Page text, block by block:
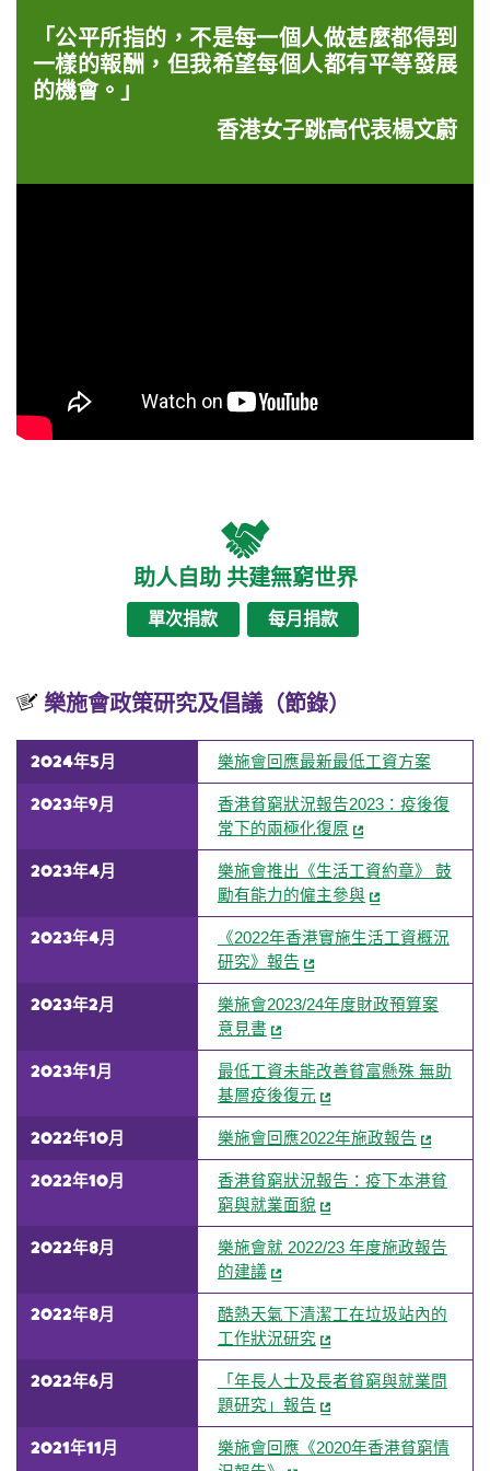
「公平所指的，不是每一個人做甚麼都得到
一樣的報酬，但我希望每個人都有平等發展
的機會。」
香港女子跳高代表楊文蔚
助人自助 共建無窮世界
單次捐款 每月捐款
樂施會政策研究及倡議（節錄）
2024年5月 樂施會回應最新最低工資方案
2023年9月
香港貧窮狀況報告2023：疫後復
常下的兩極化復原
2023年4月
樂施會推出《生活工資約章》 鼓
勵有能力的僱主參與
2023年4月
《2022年香港實施生活工資概況
研究》報告
2023年2月
樂施會2023/24年度財政預算案
意見書
2023年1月
最低工資未能改善貧富懸殊 無助
基層疫後復元
2022年10月 樂施會回應2022年施政報告
2022年10月
香港貧窮狀況報告：疫下本港貧
窮與就業面貌
2022年8月
樂施會就 2022/23 年度施政報告
的建議
2022年8月
酷熱天氣下清潔工在垃圾站內的
工作狀況研究
2022年6月
「年長人士及長者貧窮與就業問
題研究」報告
2021年11月
樂施會回應《2020年香港貧窮情